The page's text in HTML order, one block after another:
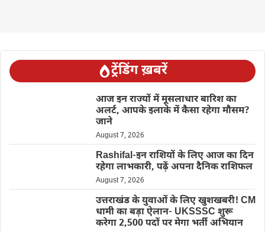
ट्रेंडिंग ख़बरें
आज इन राज्यों में मूसलाधार बारिश का
अलर्ट, आपके इलाके में कैसा रहेगा मौसम?
जाने
August 7, 2026
Rashifal-इन राशियों के लिए आज का दिन
रहेगा लाभकारी, पढ़ें अपना दैनिक राशिफल
August 7, 2026
उत्तराखंड के युवाओं के लिए खुशखबरी! CM
धामी का बड़ा ऐलान- UKSSSC शुरू
करेगा 2,500 पदों पर मेगा भर्ती अभियान